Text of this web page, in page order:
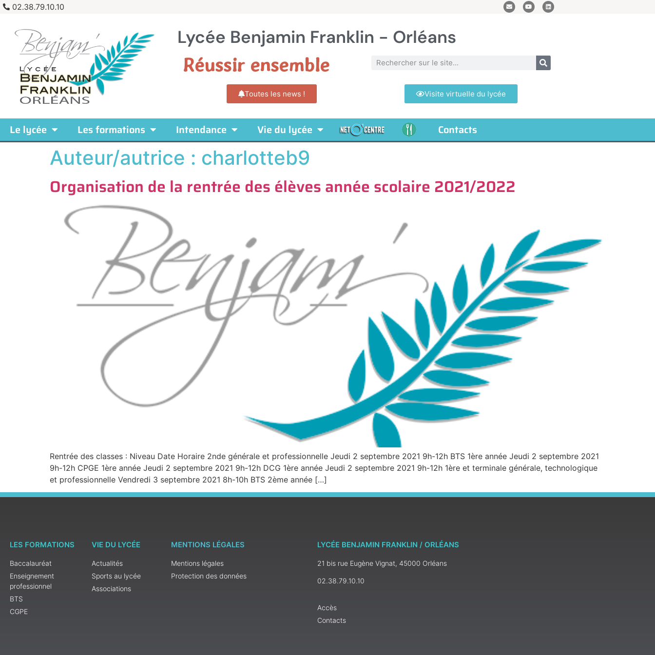
02.38.79.10.10
Lycée Benjamin Franklin - Orléans
Réussir ensemble
Toutes les news ! Visite virtuelle du lycée
Le lycée Les formations Intendance Vie du lycée Contacts
Auteur/autrice : charlotteb9
Organisation de la rentrée des élèves année scolaire 2021/2022
Rentrée des classes : Niveau Date Horaire 2nde générale et professionnelle Jeudi 2 septembre 2021 9h-12h BTS 1ère année Jeudi 2 septembre 2021
9h-12h CPGE 1ère année Jeudi 2 septembre 2021 9h-12h DCG 1ère année Jeudi 2 septembre 2021 9h-12h 1ère et terminale générale, technologique
et professionnelle Vendredi 3 septembre 2021 8h-10h BTS 2ème année […]
LES FORMATIONS
Baccalauréat
Enseignement
professionnel
BTS
CGPE
VIE DU LYCÉE
Actualités
Sports au lycée
Associations
MENTIONS LÉGALES
Mentions légales
Protection des données
LYCÉE BENJAMIN FRANKLIN / ORLÉANS
21 bis rue Eugène Vignat, 45000 Orléans
02.38.79.10.10
Accès
Contacts